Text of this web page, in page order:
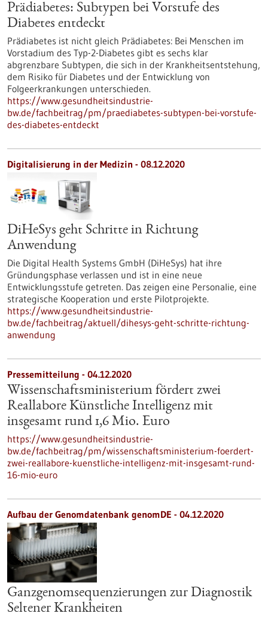
Prädiabetes: Subtypen bei Vorstufe des
Diabetes entdeckt
Prädiabetes ist nicht gleich Prädiabetes: Bei Menschen im
Vorstadium des Typ-2-Diabetes gibt es sechs klar
abgrenzbare Subtypen, die sich in der Krankheitsentstehung,
dem Risiko für Diabetes und der Entwicklung von
Folgeerkrankungen unterschieden.
https://www.gesundheitsindustrie-
bw.de/fachbeitrag/pm/praediabetes-subtypen-bei-vorstufe-
des-diabetes-entdeckt
Digitalisierung in der Medizin - 08.12.2020
DiHeSys geht Schritte in Richtung
Anwendung
Die Digital Health Systems GmbH (DiHeSys) hat ihre
Gründungsphase verlassen und ist in eine neue
Entwicklungsstufe getreten. Das zeigen eine Personalie, eine
strategische Kooperation und erste Pilotprojekte.
https://www.gesundheitsindustrie-
bw.de/fachbeitrag/aktuell/dihesys-geht-schritte-richtung-
anwendung
Pressemitteilung - 04.12.2020
Wissenschaftsministerium fördert zwei
Reallabore Künstliche Intelligenz mit
insgesamt rund 1,6 Mio. Euro
https://www.gesundheitsindustrie-
bw.de/fachbeitrag/pm/wissenschaftsministerium-foerdert-
zwei-reallabore-kuenstliche-intelligenz-mit-insgesamt-rund-
16-mio-euro
Aufbau der Genomdatenbank genomDE - 04.12.2020
Ganzgenomsequenzierungen zur Diagnostik
Seltener Krankheiten